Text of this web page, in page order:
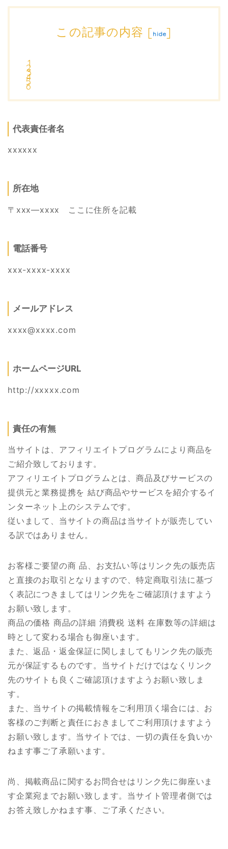
この記事の内容 [hide]
代表責任者名
xxxxxx
所在地
〒xxx―xxxx ここに住所を記載
電話番号
xxx-xxxx-xxxx
メールアドレス
xxxx@xxxx.com
ホームページURL
http://xxxxx.com
責任の有無
当サイトは、アフィリエイトプログラムにより商品を
ご紹介致しております。
アフィリエイトプログラムとは、商品及びサービスの
提供元と業務提携を 結び商品やサービスを紹介するイ
ンターネット上のシステムです。
従いまして、当サイトの商品は当サイトが販売してい
る訳ではありません。
お客様ご要望の商 品、お支払い等はリンク先の販売店
と直接のお取引となりますので、特定商取引法に基づ
く表記につきましてはリンク先をご確認頂けますよう
お願い致します。
商品の価格 商品の詳細 消費税 送料 在庫数等の詳細は
時として変わる場合も御座います。
また、返品・返金保証に関しましてもリンク先の販売
元が保証するものです。当サイトだけではなくリンク
先のサイトも良くご確認頂けますようお願い致しま
す。
また、当サイトの掲載情報をご利用頂く場合には、お
客様のご判断と責任におきましてご利用頂けますよう
お願い致します。当サイトでは、一切の責任を負いか
ねます事ご了承願います。
尚、掲載商品に関するお問合せはリンク先に御座いま
す企業宛までお願い致します。当サイト管理者側では
お答え致しかねます事、ご了承ください。